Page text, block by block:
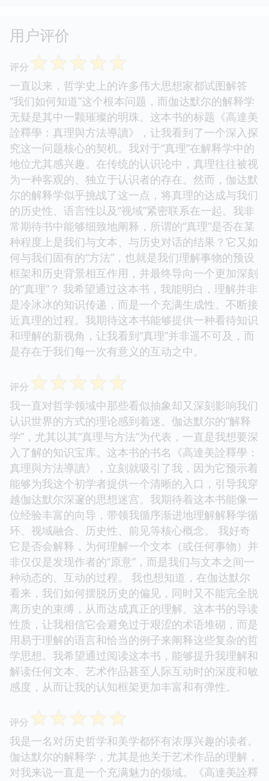
用户评价
评分 ☆☆☆☆☆
一直以来，哲学史上的许多伟大思想家都试图解答
“我们如何知道”这个根本问题，而伽达默尔的解释学
无疑是其中一颗璀璨的明珠。这本书的标题《高達美
詮釋學：真理與方法導讀》，让我看到了一个深入探
究这一问题核心的契机。我对于“真理”在解释学中的
地位尤其感兴趣。在传统的认识论中，真理往往被视
为一种客观的、独立于认识者的存在。然而，伽达默
尔的解释学似乎挑战了这一点，将真理的达成与我们
的历史性、语言性以及“视域”紧密联系在一起。我非
常期待书中能够细致地阐释，所谓的“真理”是否在某
种程度上是我们与文本、与历史对话的结果？它又如
何与我们固有的“方法”，也就是我们理解事物的预设
框架和历史背景相互作用，并最终导向一个更加深刻
的“真理”？ 我希望通过这本书，我能明白，理解并非
是冷冰冰的知识传递，而是一个充满生成性、不断接
近真理的过程。我期待这本书能够提供一种看待知识
和理解的新视角，让我看到“真理”并非遥不可及，而
是存在于我们每一次有意义的互动之中。
评分 ☆☆☆☆☆
我一直对哲学领域中那些看似抽象却又深刻影响我们
认识世界的方式的理论感到着迷。伽达默尔的“解释
学”，尤其以其“真理与方法”为代表，一直是我想要深
入了解的知识宝库。这本书的书名《高達美詮釋學：
真理與方法導讀》，立刻就吸引了我，因为它预示着
能够为我这个初学者提供一个清晰的入口，引导我穿
越伽达默尔深邃的思想迷宫。我期待着这本书能像一
位经验丰富的向导，带领我循序渐进地理解解释学循
环、视域融合、历史性、前见等核心概念。 我好奇
它是否会解释，为何理解一个文本（或任何事物）并
非仅仅是发现作者的“原意”，而是我们与文本之间一
种动态的、互动的过程。 我也想知道，在伽达默尔
看来，我们如何摆脱历史的偏见，同时又不能完全脱
离历史的束缚，从而达成真正的理解。这本书的导读
性质，让我相信它会避免过于艰涩的术语堆砌，而是
用易于理解的语言和恰当的例子来阐释这些复杂的哲
学思想。我希望通过阅读这本书，能够提升我理解和
解读任何文本、艺术作品甚至人际互动时的深度和敏
感度，从而让我的认知框架更加丰富和有弹性。
评分 ☆☆☆☆☆
我是一名对历史哲学和美学都怀有浓厚兴趣的读者。
伽达默尔的解释学，尤其是他关于艺术作品的理解，
对我来说一直是一个充满魅力的领域。《高達美詮釋